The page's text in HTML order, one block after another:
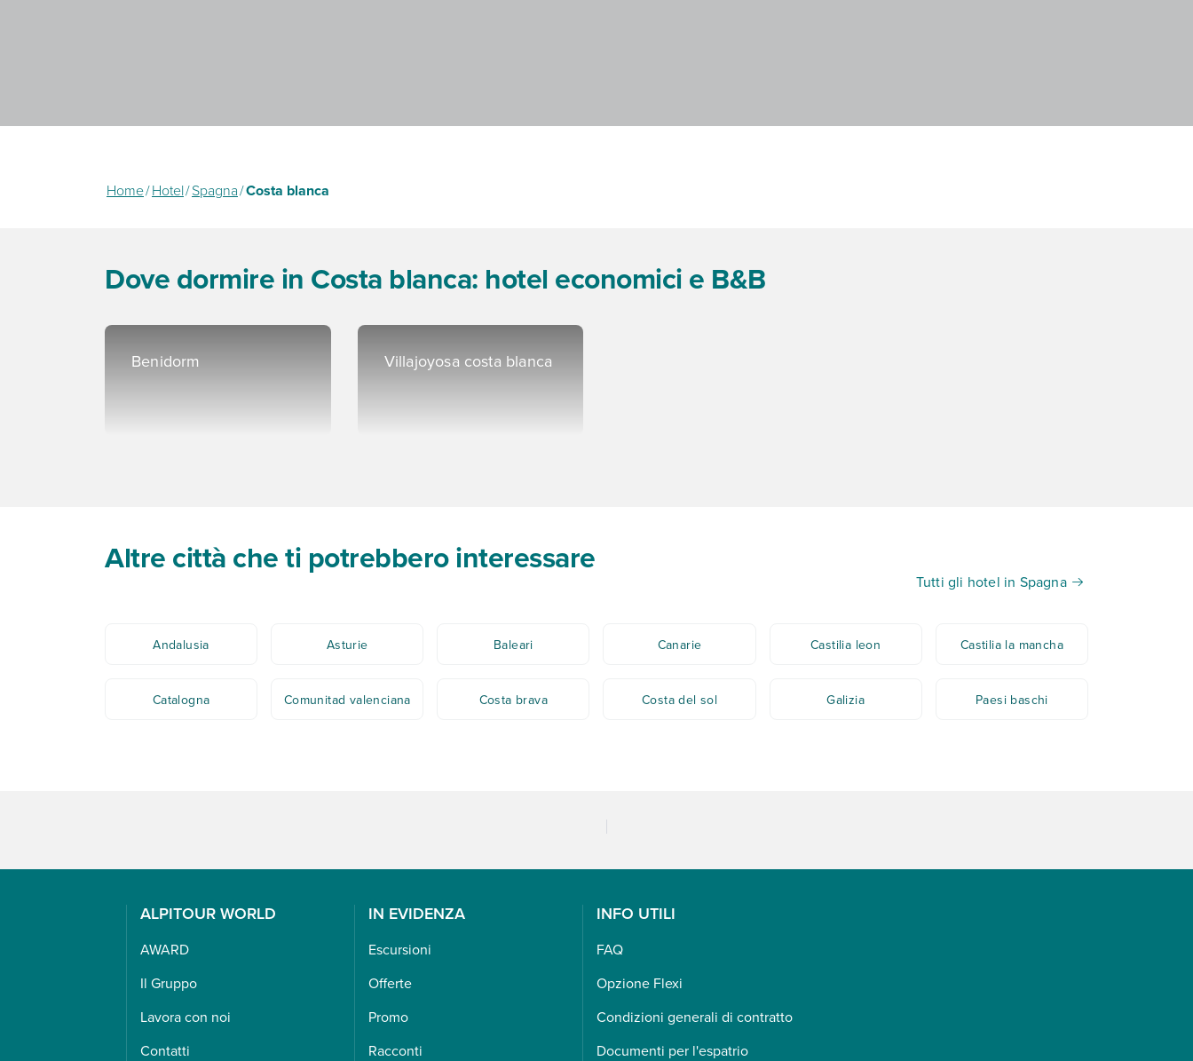
Home/Hotel/Spagna/Costa blanca
Dove dormire in Costa blanca: hotel economici e B&B
Benidorm Villajoyosa costa blanca
Altre città che ti potrebbero interessare
Tutti gli hotel in Spagna
Andalusia Asturie Baleari Canarie Castilia leon Castilia la mancha
Catalogna Comunitad valenciana Costa brava Costa del sol Galizia Paesi baschi
ALPITOUR WORLD
AWARD
Il Gruppo
Lavora con noi
Contatti
IN EVIDENZA
Escursioni
Offerte
Promo
Racconti
INFO UTILI
FAQ
Opzione Flexi
Condizioni generali di contratto
Documenti per l'espatrio